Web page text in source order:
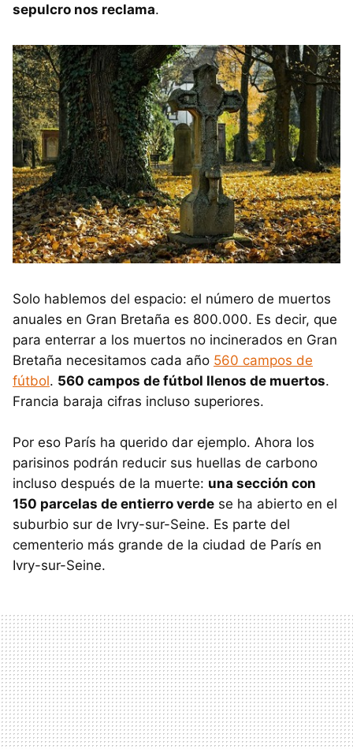
sepulcro nos reclama.
Solo hablemos del espacio: el número de muertos
anuales en Gran Bretaña es 800.000. Es decir, que
para enterrar a los muertos no incinerados en Gran
Bretaña necesitamos cada año 560 campos de
fútbol. 560 campos de fútbol llenos de muertos.
Francia baraja cifras incluso superiores.
Por eso París ha querido dar ejemplo. Ahora los
parisinos podrán reducir sus huellas de carbono
incluso después de la muerte: una sección con
150 parcelas de entierro verde se ha abierto en el
suburbio sur de Ivry-sur-Seine. Es parte del
cementerio más grande de la ciudad de París en
Ivry-sur-Seine.